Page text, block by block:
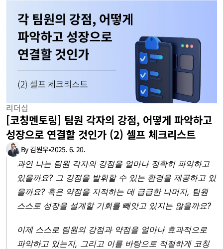
리더십
[코칭멘토링] 팀원 각자의 강점, 어떻게 파악하고
성장으로 연결할 것인가 (2) 셀프 체크리스트
By 김원우•2025. 6. 20.
과연 나는 팀원 각자의 강점을 얼마나 정확히 파악하고
있을까요? 그 강점을 발휘할 수 있는 환경을 제공하고 있
을까요? 혹은 약점을 지적하는 데 급급한 나머지, 팀원
스스로 성장을 설계할 기회를 빼앗고 있지는 않을까요?
이제 스스로 팀원의 강점과 약점을 얼마나 효과적으로
파악하고 있는지, 그리고 이를 바탕으로 적절하게 코칭